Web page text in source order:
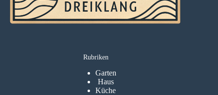
Rubriken
Garten
Haus
Küche